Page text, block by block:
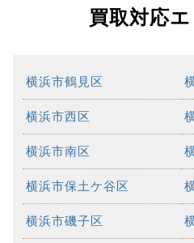
買取対応
横浜市鶴見区
横浜市西区
横浜市南区
横浜市保土ケ谷区
横浜市磯子区